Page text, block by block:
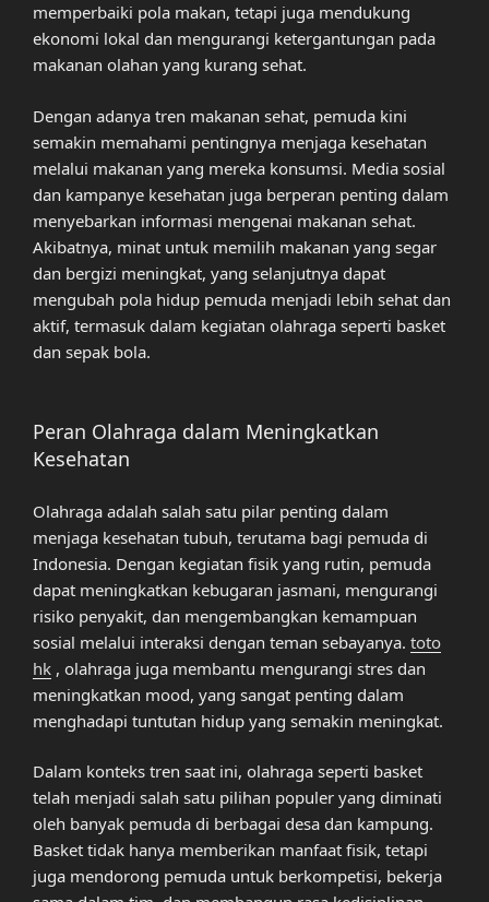
memperbaiki pola makan, tetapi juga mendukung
ekonomi lokal dan mengurangi ketergantungan pada
makanan olahan yang kurang sehat.
Dengan adanya tren makanan sehat, pemuda kini
semakin memahami pentingnya menjaga kesehatan
melalui makanan yang mereka konsumsi. Media sosial
dan kampanye kesehatan juga berperan penting dalam
menyebarkan informasi mengenai makanan sehat.
Akibatnya, minat untuk memilih makanan yang segar
dan bergizi meningkat, yang selanjutnya dapat
mengubah pola hidup pemuda menjadi lebih sehat dan
aktif, termasuk dalam kegiatan olahraga seperti basket
dan sepak bola.
Peran Olahraga dalam Meningkatkan
Kesehatan
Olahraga adalah salah satu pilar penting dalam
menjaga kesehatan tubuh, terutama bagi pemuda di
Indonesia. Dengan kegiatan fisik yang rutin, pemuda
dapat meningkatkan kebugaran jasmani, mengurangi
risiko penyakit, dan mengembangkan kemampuan
sosial melalui interaksi dengan teman sebayanya. toto
hk , olahraga juga membantu mengurangi stres dan
meningkatkan mood, yang sangat penting dalam
menghadapi tuntutan hidup yang semakin meningkat.
Dalam konteks tren saat ini, olahraga seperti basket
telah menjadi salah satu pilihan populer yang diminati
oleh banyak pemuda di berbagai desa dan kampung.
Basket tidak hanya memberikan manfaat fisik, tetapi
juga mendorong pemuda untuk berkompetisi, bekerja